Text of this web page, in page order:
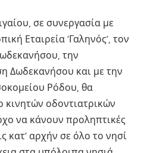
σε συνεργασία με
Εταιρεία ‘Γαληνός’, τον
την
Δωδεκανήσου και με την
Ρόδου, θα
οδοντιατρικών
να κάνουν προληπτικές
κατ’ αρχήν σε όλο το νησί